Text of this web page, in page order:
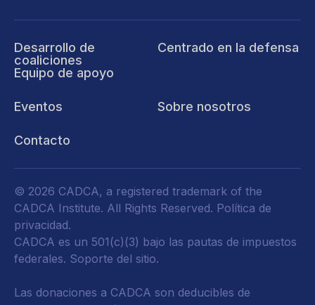
Desarrollo de
coaliciones
Equipo de apoyo
Centrado en la defensa
Eventos Sobre nosotros
Contacto
© 2026 CADCA, a registered trademark of the
CADCA Institute. All Rights Reserved. Política de
privacidad.
CADCA es un 501(c)(3) bajo las pautas de impuestos
federales. Soporte del sitio.
Las donaciones a CADCA son deducibles de